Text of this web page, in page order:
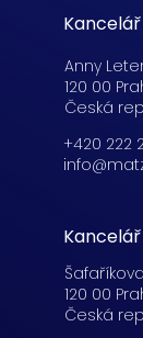
Anny
120 00
Česká
+420 222
120 00
Česká